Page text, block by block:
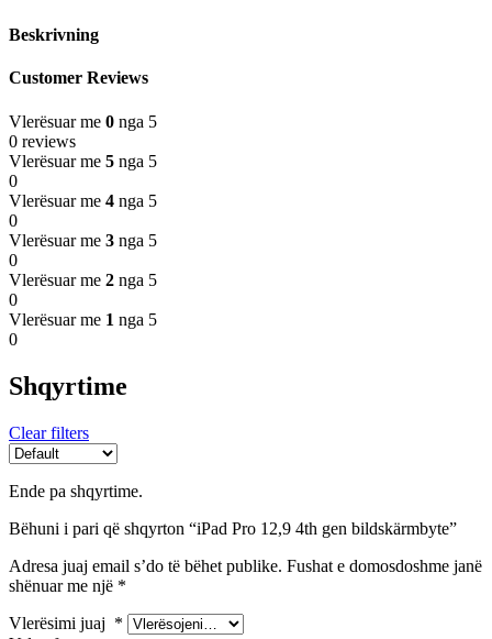
Beskrivning
Customer Reviews
Vlerësuar me 0 nga 5
0 reviews
Vlerësuar me 5 nga 5
0
Vlerësuar me 4 nga 5
0
Vlerësuar me 3 nga 5
0
Vlerësuar me 2 nga 5
0
Vlerësuar me 1 nga 5
0
Shqyrtime
Clear filters
Ende pa shqyrtime.
Bëhuni i pari që shqyrton “iPad Pro 12,9 4th gen bildskärmbyte”
Adresa juaj email s’do të bëhet publike. Fushat e domosdoshme janë
shënuar me një *
Vlerësimi juaj *